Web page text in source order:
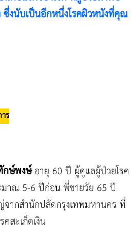
งนับเป็นอีกหนึ่งโรคผิวหนังที่คุณ
ร
ษ์พงษ์อายุ 60 ปี ผู้ดูแลผู้ป่วยโรค
มาณ 5-6 ปีก่อน พี่ชายวัย 65 ปี
ากสำนักปลัดกรุงเทพมหานคร ที่
สะเก็ดเงิน